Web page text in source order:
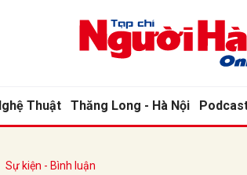
Thuật Thăng Long - Hà Nội
Sự kiện - Bình luận